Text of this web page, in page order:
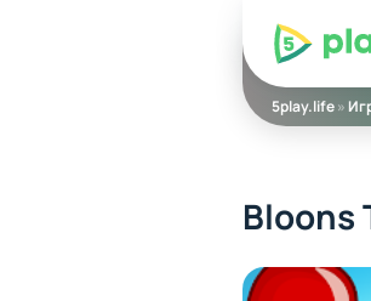
5play
5play.life»
Bloons